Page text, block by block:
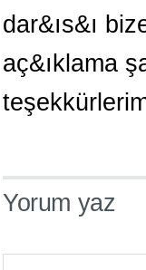
dar&ıs&ı
aç&ıklama
Yorum yaz